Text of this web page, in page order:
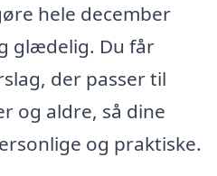
hele december
glædelig. Du får
der passer til
og aldre, så dine
og praktiske.